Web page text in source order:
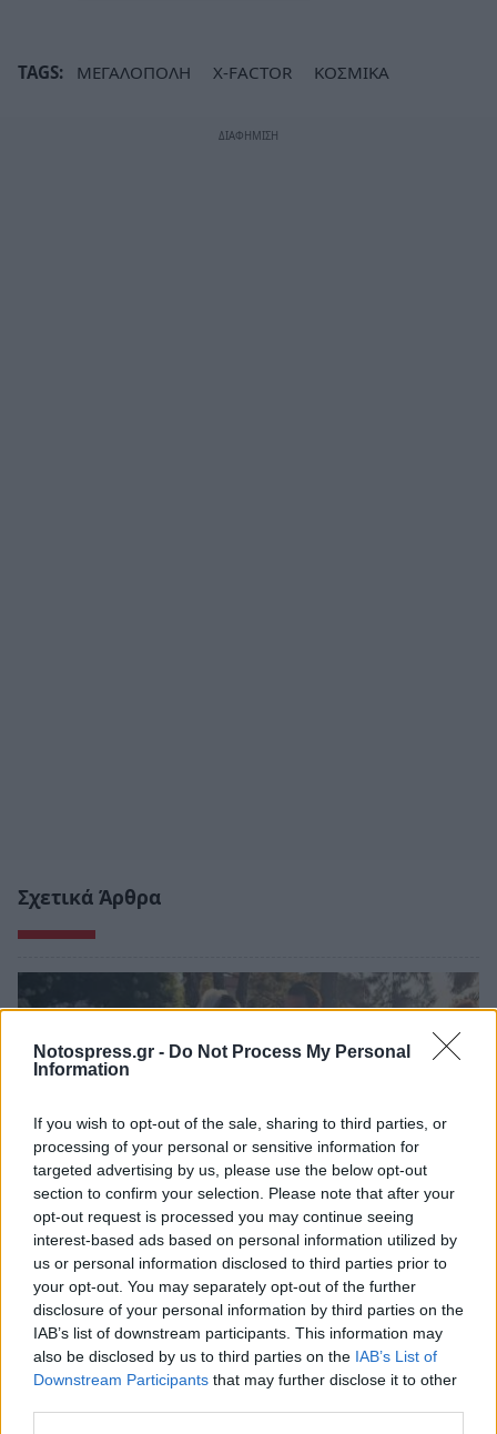
Notospress.gr - Do Not Process My Personal
Information
If you wish to opt-out of the sale, sharing to third parties, or
processing of your personal or sensitive information for
targeted advertising by us, please use the below opt-out
section to confirm your selection. Please note that after your
opt-out request is processed you may continue seeing
interest-based ads based on personal information utilized by
us or personal information disclosed to third parties prior to
your opt-out. You may separately opt-out of the further
disclosure of your personal information by third parties on the
IAB’s list of downstream participants. This information may
also be disclosed by us to third parties on the IAB’s List of
Downstream Participants that may further disclose it to other
TAGS: ΜΕΓΑΛΟΠΟΛΗ X-FACTOR ΚΟΣΜΙΚΑ
Σχετικά Άρθρα
Αμαλία Κωστοπούλου και Τζέικ Μέντγουελ: Οι
φωτογραφίες από τον γάμο τους στη
Μεσσηνία
02/06/2026 06:58